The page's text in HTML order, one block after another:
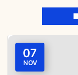
07
NOV